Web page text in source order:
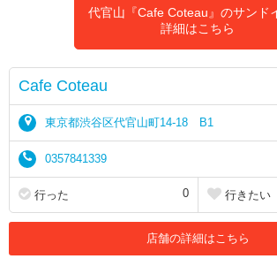
代官山『Cafe Coteau』のサンド
詳細はこちら
Cafe Coteau
東京都渋谷区代官山町14-18 B1
0357841339
行った 0 行きたい
店舗の詳細はこちら